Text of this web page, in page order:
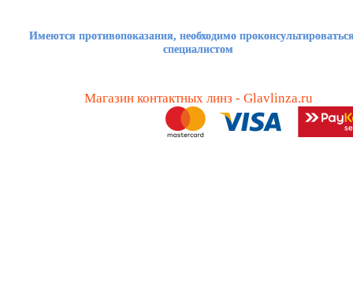
Имеются противопоказания, необходимо
специалистом
Магазин контактных линз - Glavlinza.ru